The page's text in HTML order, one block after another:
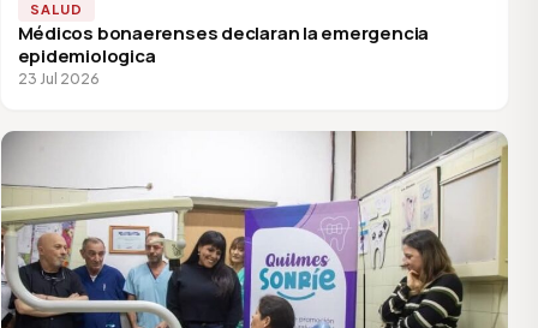
SALUD
Médicos bonaerenses declaran la emergencia
epidemiologica
23 Jul 2026